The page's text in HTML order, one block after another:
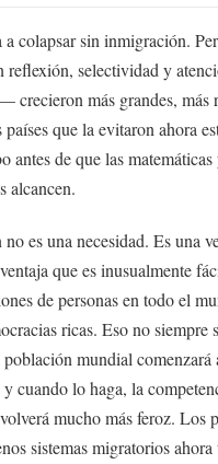
colapsar sin inmigración.
selectividad y
crecieron más grandes, más
que la evitaron ahora
antes de que las
alcancen.
es una necesidad. Es una
que es inusualmente
de personas en todo el
ricas. Eso no siempre
mundial comenzará
y cuando lo haga, la
mucho más feroz. Los
sistemas migratorios ahora